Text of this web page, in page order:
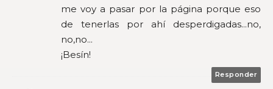
me voy a pasar por la página porque eso
de tenerlas por ahí desperdigadas...no,
no,no...
¡Besín!
Responder